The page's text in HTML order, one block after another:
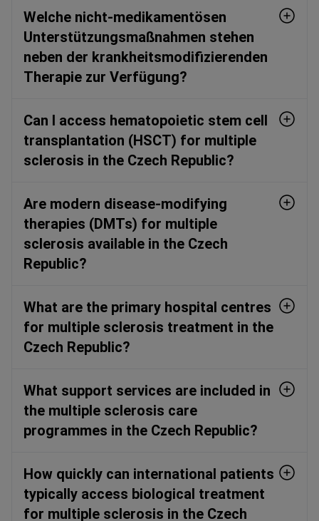
Welche nicht-medikamentösen
Unterstützungsmaßnahmen stehen
neben der krankheitsmodifizierenden
Therapie zur Verfügung?
Can I access hematopoietic stem cell
transplantation (HSCT) for multiple
sclerosis in the Czech Republic?
Are modern disease-modifying
therapies (DMTs) for multiple
sclerosis available in the Czech
Republic?
What are the primary hospital centres
for multiple sclerosis treatment in the
Czech Republic?
What support services are included in
the multiple sclerosis care
programmes in the Czech Republic?
How quickly can international patients
typically access biological treatment
for multiple sclerosis in the Czech